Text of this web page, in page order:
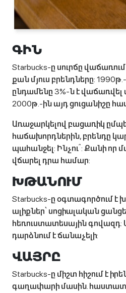
ԳԻՆ
Starbucks-ը սուրճը
քան մյուս բրենդները:
ընդամենը 3%-ն է վաճառվել
2000թ.-ին այդ ցուցանիշը
Առաջարկելով բացառիկ
հաճախորդներին, բրենդը
պահանջել: Ինչու՞: Քանի
վճարել դրա համար:
ԽԹԱՆՈՒՄ
Starbucks-ը օգտագործում
ալիքներ՝ սոցիալական
հեռուստատեսային գովազդ:
դարձնում է ճանաչելի:
ՎԱՅՐԸ
Starbucks-ը միշտ հիշում է
գաղափարի մասին.